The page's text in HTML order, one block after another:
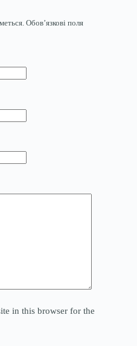
Обов’язкові поля
in this browser for the